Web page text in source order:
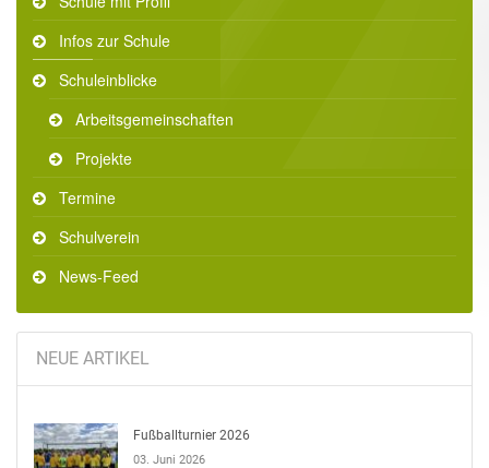
Infos zur Schule
Schuleinblicke
Arbeitsgemeinschaften
Projekte
Termine
Schulverein
News-Feed
NEUE ARTIKEL
Fußballturnier 2026
03. Juni 2026